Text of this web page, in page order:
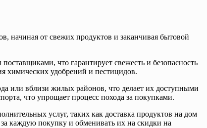
начиная от свежих продуктов и заканчивая бытовой
что гарантирует свежесть и безопасность
химических удобрений и пестицидов.
или вблизи жилых районов, что делает их доступными
что упрощает процесс похода за покупками.
услуг, таких как доставка продуктов на дом
каждую покупку и обменивать их на скидки на